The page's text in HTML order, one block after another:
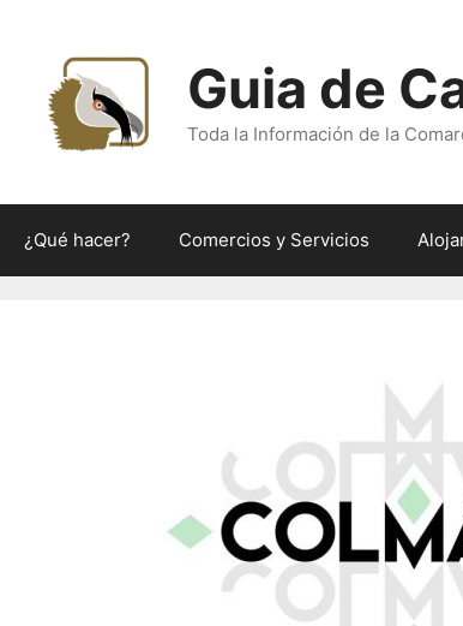
contenido
Guia de
Toda la Información de la
¿Qué hacer? Comercios y Servicios